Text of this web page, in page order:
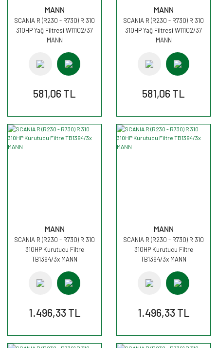
MANN
SCANIA R (R230 - R730) R 310
310HP Yağ Filtresi W11102/37
MANN
581,06 TL
MANN
SCANIA R (R230 - R730) R 310
310HP Yağ Filtresi W11102/37
MANN
581,06 TL
MANN
SCANIA R (R230 - R730) R 310
310HP Kurutucu Filtre
TB1394/3x MANN
1.496,33 TL
MANN
SCANIA R (R230 - R730) R 310
310HP Kurutucu Filtre
TB1394/3x MANN
1.496,33 TL